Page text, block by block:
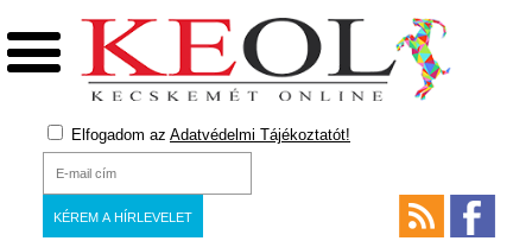
Elfogadom az Adatvédelmi Tájékoztatót!